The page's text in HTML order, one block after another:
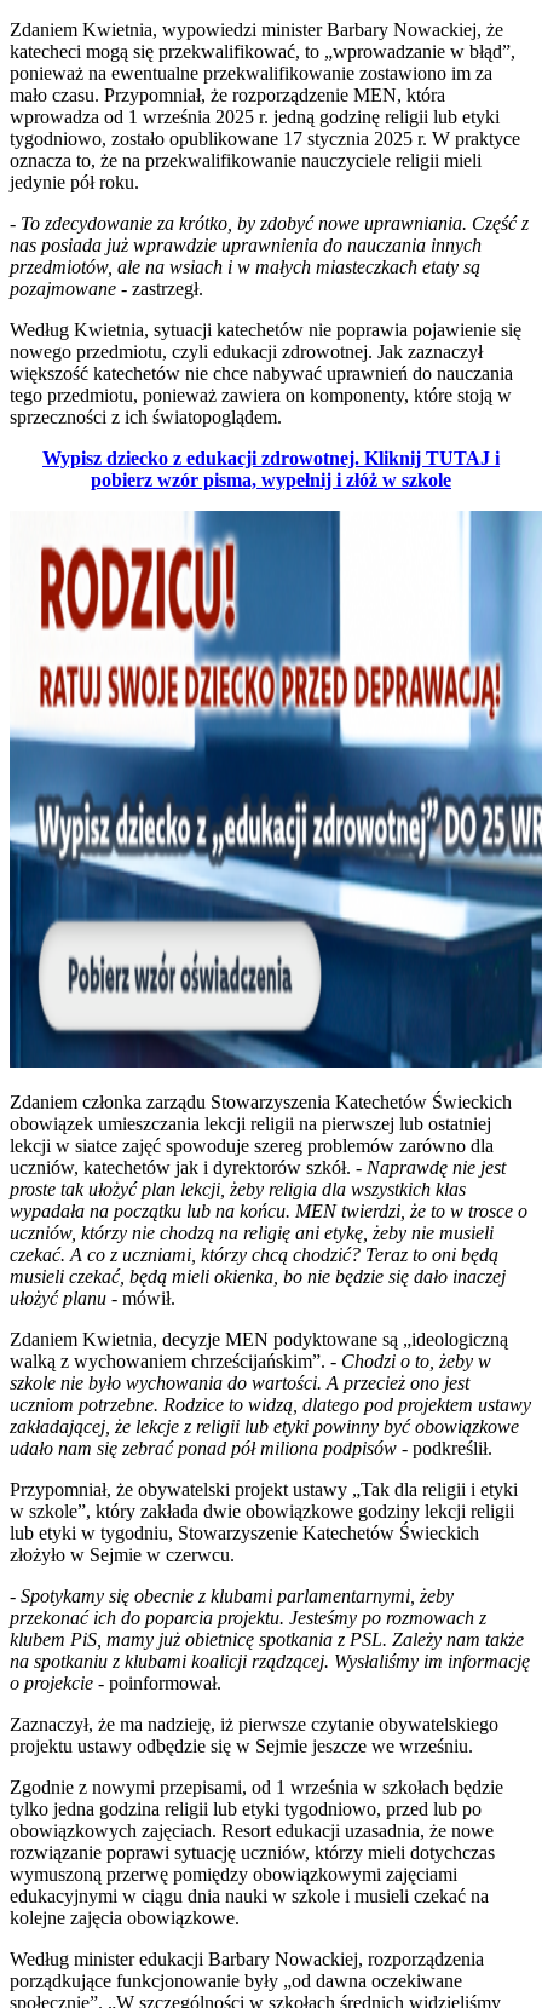
Zdaniem Kwietnia, wypowiedzi minister Barbary Nowackiej, że
katecheci mogą się przekwalifikować, to „wprowadzanie w błąd”,
ponieważ na ewentualne przekwalifikowanie zostawiono im za
mało czasu. Przypomniał, że rozporządzenie MEN, która
wprowadza od 1 września 2025 r. jedną godzinę religii lub etyki
tygodniowo, zostało opublikowane 17 stycznia 2025 r. W praktyce
oznacza to, że na przekwalifikowanie nauczyciele religii mieli
jedynie pół roku.
- To zdecydowanie za krótko, by zdobyć nowe uprawniania. Część z
nas posiada już wprawdzie uprawnienia do nauczania innych
przedmiotów, ale na wsiach i w małych miasteczkach etaty są
pozajmowane - zastrzegł.
Według Kwietnia, sytuacji katechetów nie poprawia pojawienie się
nowego przedmiotu, czyli edukacji zdrowotnej. Jak zaznaczył
większość katechetów nie chce nabywać uprawnień do nauczania
tego przedmiotu, ponieważ zawiera on komponenty, które stoją w
sprzeczności z ich światopoglądem.
Wypisz dziecko z edukacji zdrowotnej. Kliknij TUTAJ i
pobierz wzór pisma, wypełnij i złóż w szkole
Zdaniem członka zarządu Stowarzyszenia Katechetów Świeckich
obowiązek umieszczania lekcji religii na pierwszej lub ostatniej
lekcji w siatce zajęć spowoduje szereg problemów zarówno dla
uczniów, katechetów jak i dyrektorów szkół. - Naprawdę nie jest
proste tak ułożyć plan lekcji, żeby religia dla wszystkich klas
wypadała na początku lub na końcu. MEN twierdzi, że to w trosce o
uczniów, którzy nie chodzą na religię ani etykę, żeby nie musieli
czekać. A co z uczniami, którzy chcą chodzić? Teraz to oni będą
musieli czekać, będą mieli okienka, bo nie będzie się dało inaczej
ułożyć planu - mówił.
Zdaniem Kwietnia, decyzje MEN podyktowane są „ideologiczną
walką z wychowaniem chrześcijańskim”. - Chodzi o to, żeby w
szkole nie było wychowania do wartości. A przecież ono jest
uczniom potrzebne. Rodzice to widzą, dlatego pod projektem ustawy
zakładającej, że lekcje z religii lub etyki powinny być obowiązkowe
udało nam się zebrać ponad pół miliona podpisów - podkreślił.
Przypomniał, że obywatelski projekt ustawy „Tak dla religii i etyki
w szkole”, który zakłada dwie obowiązkowe godziny lekcji religii
lub etyki w tygodniu, Stowarzyszenie Katechetów Świeckich
złożyło w Sejmie w czerwcu.
- Spotykamy się obecnie z klubami parlamentarnymi, żeby
przekonać ich do poparcia projektu. Jesteśmy po rozmowach z
klubem PiS, mamy już obietnicę spotkania z PSL. Zależy nam także
na spotkaniu z klubami koalicji rządzącej. Wysłaliśmy im informację
o projekcie - poinformował.
Zaznaczył, że ma nadzieję, iż pierwsze czytanie obywatelskiego
projektu ustawy odbędzie się w Sejmie jeszcze we wrześniu.
Zgodnie z nowymi przepisami, od 1 września w szkołach będzie
tylko jedna godzina religii lub etyki tygodniowo, przed lub po
obowiązkowych zajęciach. Resort edukacji uzasadnia, że nowe
rozwiązanie poprawi sytuację uczniów, którzy mieli dotychczas
wymuszoną przerwę pomiędzy obowiązkowymi zajęciami
edukacyjnymi w ciągu dnia nauki w szkole i musieli czekać na
kolejne zajęcia obowiązkowe.
Według minister edukacji Barbary Nowackiej, rozporządzenia
porządkujące funkcjonowanie były „od dawna oczekiwane
społecznie”. „W szczególności w szkołach średnich widzieliśmy